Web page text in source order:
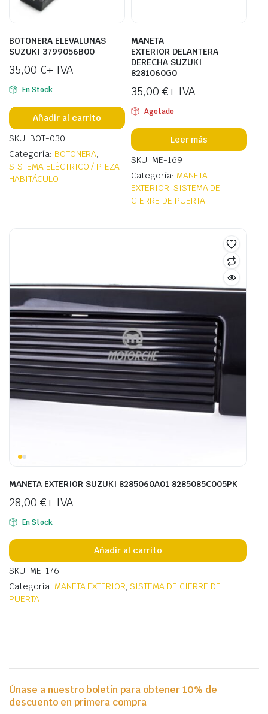
BOTONERA ELEVALUNAS
SUZUKI 3799056B00
35,00 €+ IVA
En Stock
Añadir al carrito
SKU: BOT-030
Categoría: BOTONERA,
SISTEMA ELÉCTRICO / PIEZA
HABITÁCULO
MANETA
EXTERIOR DELANTERA
DERECHA SUZUKI
8281060G0
35,00 €+ IVA
Agotado
Leer más
SKU: ME-169
Categoría: MANETA
EXTERIOR, SISTEMA DE
CIERRE DE PUERTA
MANETA EXTERIOR SUZUKI 8285060A01 8285085C005PK
28,00 €+ IVA
En Stock
Añadir al carrito
SKU: ME-176
Categoría: MANETA EXTERIOR,SISTEMA DE CIERRE DE
PUERTA
Únase a nuestro boletín para obtener 10% de
descuento en primera compra